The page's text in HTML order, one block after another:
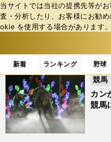
当サイトでは当社の提携先等が
査・分析したり、お客様にお勧
okie を使⽤する場合があります
新着 ランキング 野球
b
ス
ル
テ
ィ
ー
バ
「#北の屋台村」の最新
カン
競馬
競馬